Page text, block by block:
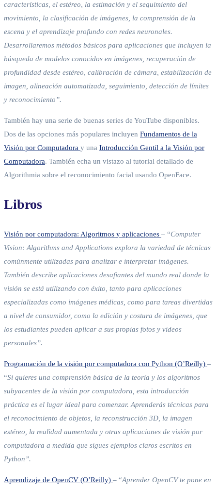
características, el estéreo, la estimación y el seguimiento del
movimiento, la clasificación de imágenes, la comprensión de la
escena y el aprendizaje profundo con redes neuronales.
Desarrollaremos métodos básicos para aplicaciones que incluyen la
búsqueda de modelos conocidos en imágenes, recuperación de
profundidad desde estéreo, calibración de cámara, estabilización de
imagen, alineación automatizada, seguimiento, detección de límites
y reconocimiento”.
También hay una serie de buenas series de YouTube disponibles.
Dos de las opciones más populares incluyen Fundamentos de la
Visión por Computadora y una Introducción Gentil a la Visión por
Computadora. También echa un vistazo al tutorial detallado de
Algorithmia sobre el reconocimiento facial usando OpenFace.
Libros
Visión por computadora: Algoritmos y aplicaciones – “Computer
Vision: Algorithms and Applications explora la variedad de técnicas
comúnmente utilizadas para analizar e interpretar imágenes.
También describe aplicaciones desafiantes del mundo real donde la
visión se está utilizando con éxito, tanto para aplicaciones
especializadas como imágenes médicas, como para tareas divertidas
a nivel de consumidor, como la edición y costura de imágenes, que
los estudiantes pueden aplicar a sus propias fotos y videos
personales”.
Programación de la visión por computadora con Python (O’Reilly) –
“Si quieres una comprensión básica de la teoría y los algoritmos
subyacentes de la visión por computadora, esta introducción
práctica es el lugar ideal para comenzar. Aprenderás técnicas para
el reconocimiento de objetos, la reconstrucción 3D, la imagen
estéreo, la realidad aumentada y otras aplicaciones de visión por
computadora a medida que sigues ejemplos claros escritos en
Python”.
Aprendizaje de OpenCV (O’Reilly) – “Aprender OpenCV te pone en